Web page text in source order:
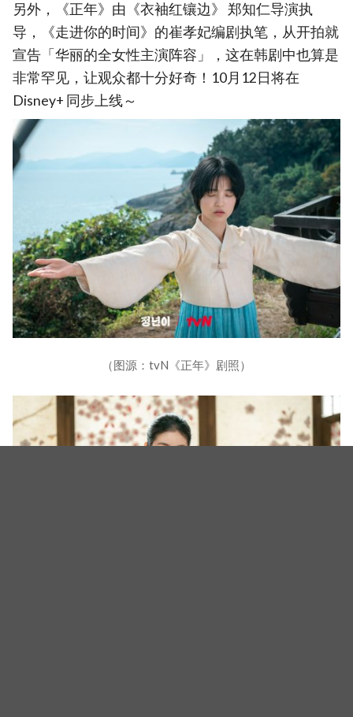
另外，《正年》由《衣袖红镶边》 郑知仁导演执
导，《走进你的时间》的崔孝妃编剧执笔，从开拍就
宣告「华丽的全女性主演阵容」，这在韩剧中也算是
非常罕见，让观众都十分好奇！10月12日将在
Disney+ 同步上线～
（图源：tvN《正年》剧照）